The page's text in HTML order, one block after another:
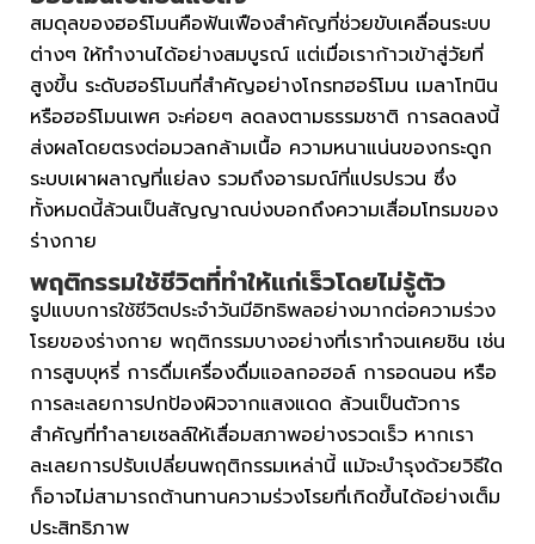
สมดุลของฮอร์โมนคือฟันเฟืองสำคัญที่ช่วยขับเคลื่อนระบบ
ต่างๆ ให้ทำงานได้อย่างสมบูรณ์ แต่เมื่อเราก้าวเข้าสู่วัยที่
สูงขึ้น ระดับฮอร์โมนที่สำคัญอย่างโกรทฮอร์โมน เมลาโทนิน
หรือฮอร์โมนเพศ จะค่อยๆ ลดลงตามธรรมชาติ การลดลงนี้
ส่งผลโดยตรงต่อมวลกล้ามเนื้อ ความหนาแน่นของกระดูก
ระบบเผาผลาญที่แย่ลง รวมถึงอารมณ์ที่แปรปรวน ซึ่ง
ทั้งหมดนี้ล้วนเป็นสัญญาณบ่งบอกถึงความเสื่อมโทรมของ
ร่างกาย
พฤติกรรมใช้ชีวิตที่ทำให้แก่เร็วโดยไม่รู้ตัว
รูปแบบการใช้ชีวิตประจำวันมีอิทธิพลอย่างมากต่อความร่วง
โรยของร่างกาย พฤติกรรมบางอย่างที่เราทำจนเคยชิน เช่น
การสูบบุหรี่ การดื่มเครื่องดื่มแอลกอฮอล์ การอดนอน หรือ
การละเลยการปกป้องผิวจากแสงแดด ล้วนเป็นตัวการ
สำคัญที่ทำลายเซลล์ให้เสื่อมสภาพอย่างรวดเร็ว หากเรา
ละเลยการปรับเปลี่ยนพฤติกรรมเหล่านี้ แม้จะบำรุงด้วยวิธีใด
ก็อาจไม่สามารถต้านทานความร่วงโรยที่เกิดขึ้นได้อย่างเต็ม
ประสิทธิภาพ